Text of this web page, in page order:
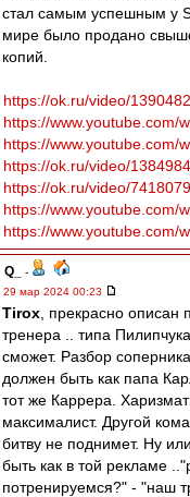
стал самым успешным у
мире было продано
копий.
https://ok.ru/video/
https://www.youtube.com/
https://www.youtube.com/
https://ok.ru/video/
https://ok.ru/video/
https://www.youtube.com/
https://www.youtube.com/
Q_
-
29 мар 2024 00:23
Tirox , прекрасно описан
тренера .. типа
сможет. Разбор
должен быть как папа
тот же Каррера.
максималист. Другой
битву не поднимет. Ну
быть как в той рекламе
потренируемся?" - "наш